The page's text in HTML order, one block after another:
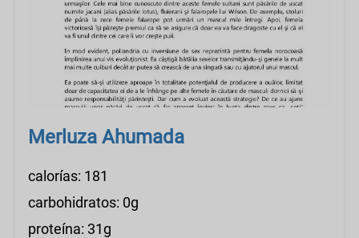
Merluza Ahumada
calorías: 181
carbohidratos: 0g
proteína: 31g